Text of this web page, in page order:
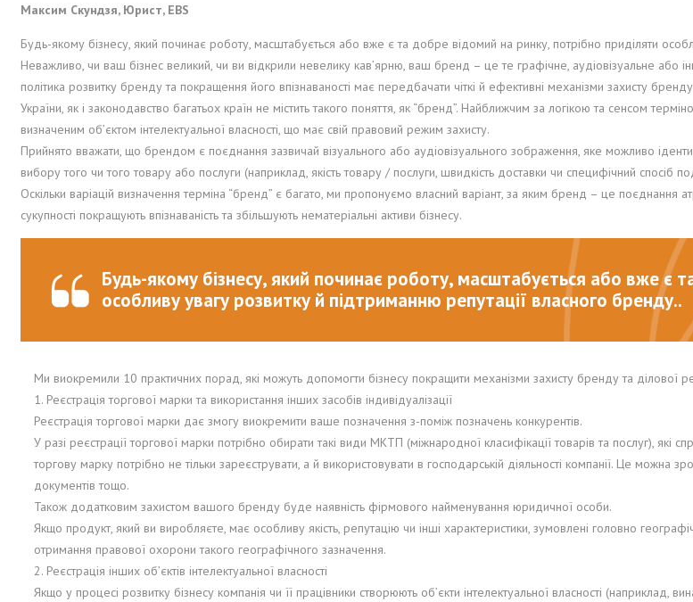
Максим Скундзя, Юрист, EBS
Будь-якому бізнесу, який починає роботу, масштабується або вже є та добре відомий на ринку, потрібно приділяти
Неважливо, чи ваш бізнес великий, чи ви відкрили невелику кав’ярню, ваш бренд – це те графічне, аудіовізуальне або
політика розвитку бренду та покращення його впізнаваності має передбачати чіткі й ефективні механізми захисту
України, як і законодавство багатьох країн не містить такого поняття, як “бренд”. Найближчим за логікою та сенсом
визначеним об’єктом інтелектуальної власності, що має свій правовий режим захисту.
Прийнято вважати, що брендом є поєднання зазвичай візуального або аудіовізуального зображення, яке можливо
вибору того чи того товару або послуги (наприклад, якість товару / послуги, швидкість доставки чи специфічний спосіб
Оскільки варіацій визначення терміна “бренд” є багато, ми пропонуємо власний варіант, за яким бренд – це поєднання
сукупності покращують впізнаваність та збільшують нематеріальні активи бізнесу.
Будь-якому бізнесу, який починає роботу, масштабується або вже є
особливу увагу розвитку й підтриманню репутації власного бренду..
Ми виокремили 10 практичних порад, які можуть допомогти бізнесу покращити механізми захисту бренду та ділової
1. Реєстрація торгової марки та використання інших засобів індивідуалізації
Реєстрація торгової марки дає змогу виокремити ваше позначення з-поміж позначень конкурентів.
У разі реєстрації торгової марки потрібно обирати такі види МКТП (міжнародної класифікації товарів та послуг), які
торгову марку потрібно не тільки зареєструвати, а й використовувати в господарській діяльності компанії. Це можна
документів тощо.
Також додатковим захистом вашого бренду буде наявність фірмового найменування юридичної особи.
Якщо продукт, який ви виробляєте, має особливу якість, репутацію чи інші характеристики, зумовлені головно
отримання правової охорони такого географічного зазначення.
2. Реєстрація інших об’єктів інтелектуальної власності
Якщо у процесі розвитку бізнесу компанія чи її працівники створюють об’єкти інтелектуальної власності